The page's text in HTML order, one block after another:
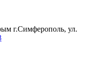
г.Симферополь, ул.